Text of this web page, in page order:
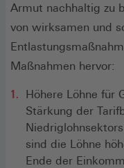
Armut nachhaltig zu
von wirksamen und
Maßnahmen hervor:
Höhere Löhne für
Stärkung der
sind die Löhne
Ende der